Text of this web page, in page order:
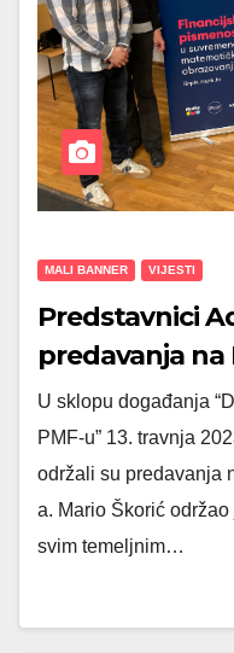
MALI BANNER VIJESTI
Predstavnici
predavanja
pismenosti na
U sklopu događanja
PMF-u” 13. travnja
održali su predavanja
a. Mario Škorić
svim temeljnim…